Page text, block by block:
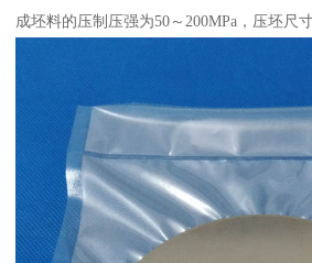
成坯料的压制压强为50～200MPa，压坯尺